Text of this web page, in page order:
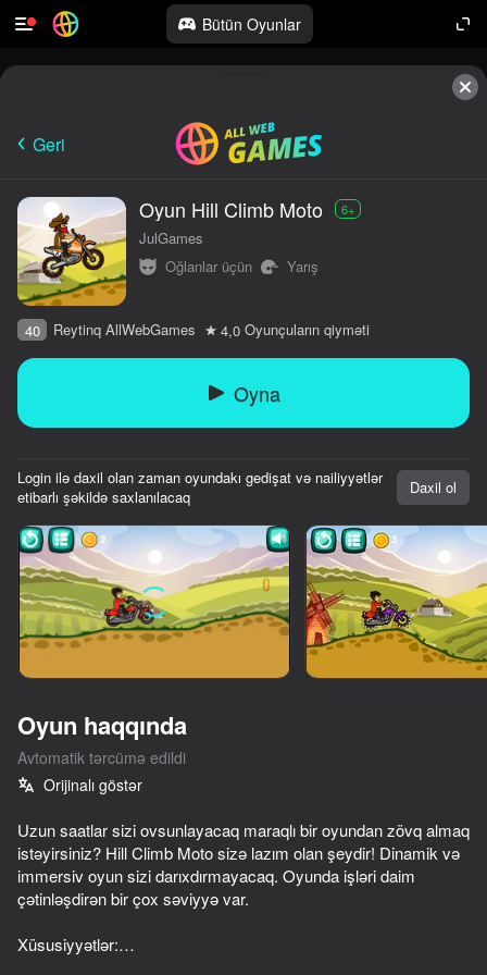
Bütün Oyunlar
Cihazı döndərin
Oyun yalnız üfüqi
rejimdə işləyir
OYNA
Enduro Cross Motorsport
Geri
Oyun Hill Climb Moto 6+
JulGames
Oğlanlar üçün
Yarış
40 Reytinq AllWebGames 4,0 Oyunçuların qiyməti
Oyna
Login ilə daxil olan zaman oyundakı gedişat və nailiyyətlər
etibarlı şəkildə saxlanılacaq
Daxil ol
Oyun haqqında
Avtomatik tərcümə edildi
Orijinalı göstər
Uzun saatlar sizi ovsunlayacaq maraqlı bir oyundan zövq almaq
istəyirsiniz? Hill Climb Moto sizə lazım olan şeydir! Dinamik və
immersiv oyun sizi darıxdırmayacaq. Oyunda işləri daim
çətinləşdirən bir çox səviyyə var.
Xüsusiyyətlər: